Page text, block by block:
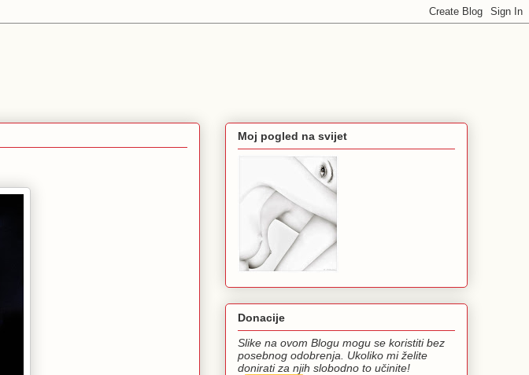
Moj pogled na svijet
Donacije
Slike na ovom Blogu mogu se koristiti bez
posebnog odobrenja. Ukoliko mi želite
donirati za njih slobodno to učinite!